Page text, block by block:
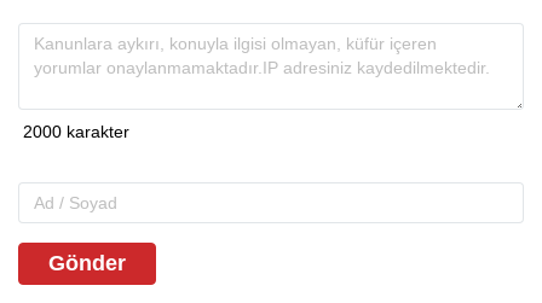
Gönder